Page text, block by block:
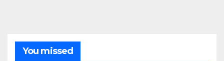
You missed